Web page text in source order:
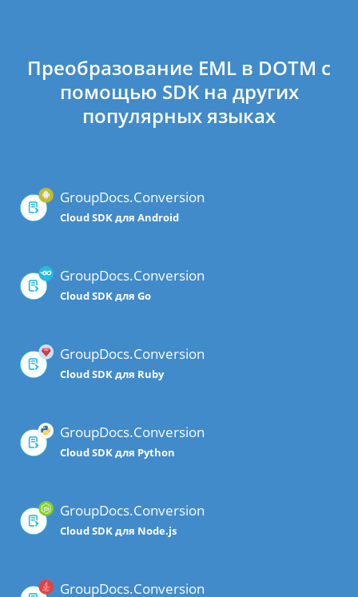
Преобразование EML в DOTM с
помощью SDK на других
популярных языках
GroupDocs.Conversion
Cloud SDK для Android
GroupDocs.Conversion
Cloud SDK для Go
GroupDocs.Conversion
Cloud SDK для Ruby
GroupDocs.Conversion
Cloud SDK для Python
GroupDocs.Conversion
Cloud SDK для Node.js
GroupDocs.Conversion